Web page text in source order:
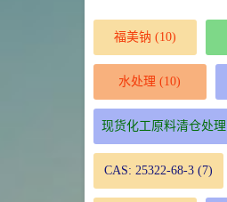
福美钠 (10)
水处理 (10)
现货化工原料清仓处理
CAS: 25322-68-3(7)